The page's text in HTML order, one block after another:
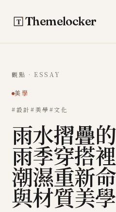
Themelocker
觀點 · ESSAY
美學
#設計#美學#文化
雨水摺疊
雨季穿搭
潮濕重新
與材質美學